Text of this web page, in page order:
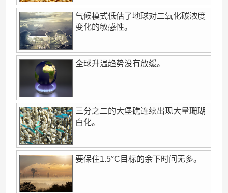
气候模式低估了地球对二氧化碳浓度
变化的敏感性。
全球升温趋势没有放缓。
三分之二的大堡礁连续出现大量珊瑚
白化。
要保住1.5°C目标的余下时间无多。